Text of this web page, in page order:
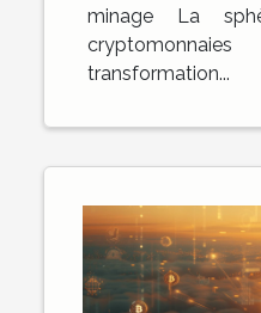
minage La
transformation...